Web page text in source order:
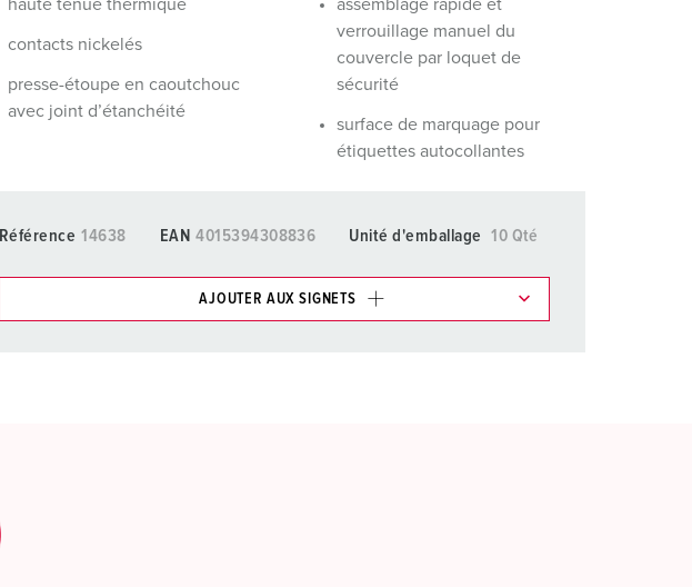
haute tenue thermique
contacts nickelés
presse-étoupe en caoutchouc
avec joint d’étanchéité
assemblage rapide et
verrouillage manuel du
couvercle par loquet de
sécurité
surface de marquage pour
étiquettes autocollantes
Référence 14638 EAN 4015394308836 Unité d'emballage 10 Qté
AJOUTER AUX SIGNETS